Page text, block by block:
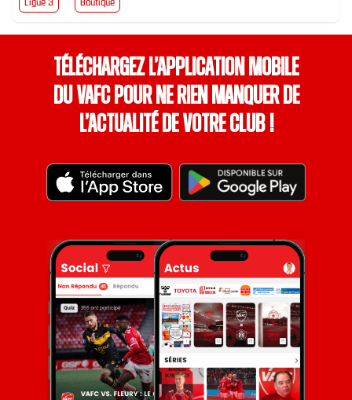
Téléchargez l’application mobile
du VAFC pour ne rien manquer de
l’actualité de votre club !